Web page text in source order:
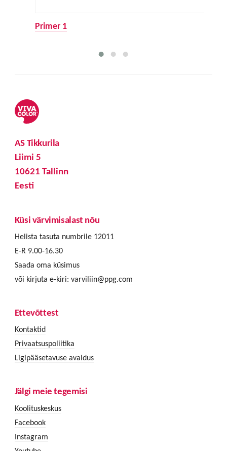
Primer 1
AS Tikkurila
Liimi 5
10621 Tallinn
Eesti
Küsi värvimisalast nõu
Helista tasuta numbrile 12011
E-R 9.00-16.30
Saada oma küsimus
või kirjuta e-kiri: varviliin@ppg.com
Ettevõttest
Kontaktid
Privaatsuspoliitika
Ligipääsetavuse avaldus
Jälgi meie tegemisi
Koolituskeskus
Facebook
Instagram